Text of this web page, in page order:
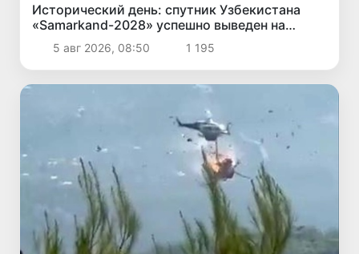
Исторический день: спутник Узбекистана
«Samarkand-2028» успешно выведен на
орбиту5 авг 2026, 08:50 1 195